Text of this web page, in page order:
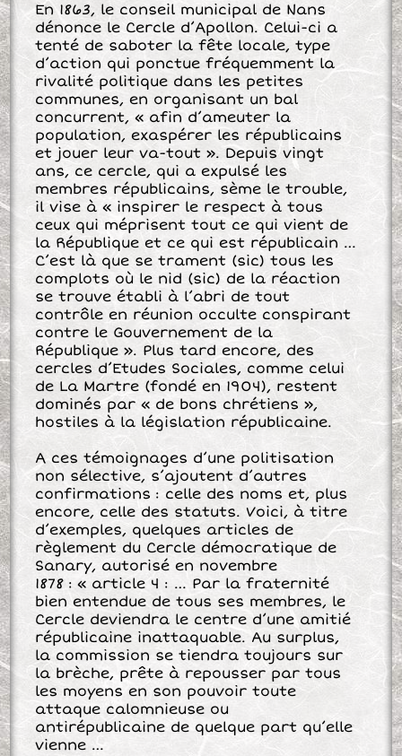
En 1863, le conseil municipal de Nans
dénonce le Cercle d’Apollon. Celui-ci a
tenté de saboter la fête locale, type
d’action qui ponctue fréquemment la
rivalité politique dans les petites
communes, en organisant un bal
concurrent, « afin d’ameuter la
population, exaspérer les républicains
et jouer leur va-tout ». Depuis vingt
ans, ce cercle, qui a expulsé les
membres républicains, sème le trouble,
il vise à « inspirer le respect à tous
ceux qui méprisent tout ce qui vient de
la République et ce qui est républicain …
C’est là que se trament (sic) tous les
complots où le nid (sic) de la réaction
se trouve établi à l’abri de tout
contrôle en réunion occulte conspirant
contre le Gouvernement de la
République ». Plus tard encore, des
cercles d’Etudes Sociales, comme celui
de La Martre (fondé en 1904), restent
dominés par « de bons chrétiens »,
hostiles à la législation républicaine.
A ces témoignages d’une politisation
non sélective, s’ajoutent d’autres
confirmations : celle des noms et, plus
encore, celle des statuts. Voici, à titre
d’exemples, quelques articles de
règlement du Cercle démocratique de
Sanary, autorisé en novembre
1878 : « article 4 : … Par la fraternité
bien entendue de tous ses membres, le
Cercle deviendra le centre d’une amitié
républicaine inattaquable. Au surplus,
la commission se tiendra toujours sur
la brèche, prête à repousser par tous
les moyens en son pouvoir toute
attaque calomnieuse ou
antirépublicaine de quelque part qu’elle
vienne …